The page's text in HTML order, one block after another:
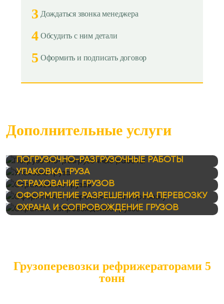
3 Дождаться звонка менеджера
4 Обсудить с ним детали
5 Оформить и подписать договор
Дополнительные услуги
ПОГРУЗОЧНО-РАЗГРУЗОЧНЫЕ РАБОТЫ
УПАКОВКА ГРУЗА
СТРАХОВАНИЕ ГРУЗОВ
ОФОРМЛЕНИЕ РАЗРЕШЕНИЯ НА ПЕРЕВОЗКУ
ОХРАНА И СОПРОВОЖДЕНИЕ ГРУЗОВ
Грузоперевозки рефрижераторами 5
тонн